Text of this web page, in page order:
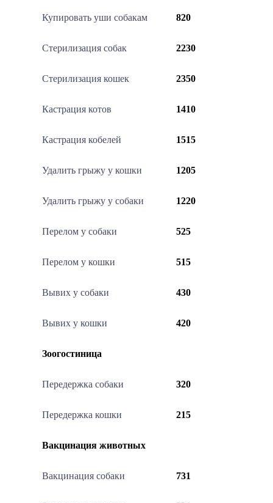
Купировать уши собакам 820
Стерилизация собак 2230
Стерилизация кошек 2350
Кастрация котов 1410
Кастрация кобелей 1515
Удалить грыжу у кошки 1205
Удалить грыжу у собаки 1220
Перелом у собаки 525
Перелом у кошки 515
Вывих у собаки 430
Вывих у кошки 420
Зоогостиница
Передержка собаки 320
Передержка кошки 215
Вакцинация животных
Вакцинация собаки 731